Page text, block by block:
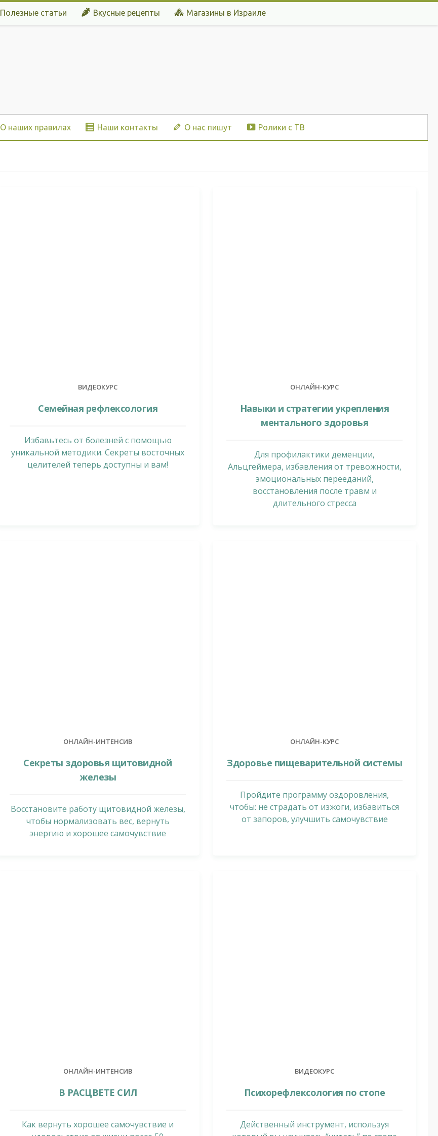
Полезные статьи Вкусные рецепты Магазины в Израиле
О наших правилах Наши контакты О нас пишут Ролики с ТВ
ВИДЕОКУРС
Семейная рефлексология
Избавьтесь от болезней с помощью
уникальной методики. Секреты восточных
целителей теперь доступны и вам!
ОНЛАЙН-КУРС
Навыки и стратегии укрепления
ментального здоровья
Для профилактики деменции,
Альцгеймера, избавления от тревожности,
эмоциональных перееданий,
восстановления после травм и
длительного стресса
ОНЛАЙН-ИНТЕНСИВ
Секреты здоровья щитовидной
железы
Восстановите работу щитовидной железы,
чтобы нормализовать вес, вернуть
энергию и хорошее самочувствие
ОНЛАЙН-КУРС
Здоровье пищеварительной системы
Пройдите программу оздоровления,
чтобы: не страдать от изжоги, избавиться
от запоров, улучшить самочувствие
ОНЛАЙН-ИНТЕНСИВ
В РАСЦВЕТЕ СИЛ
Как вернуть хорошее самочувствие и
ВИДЕОКУРС
Психорефлексология по стопе
Действенный инструмент, используя